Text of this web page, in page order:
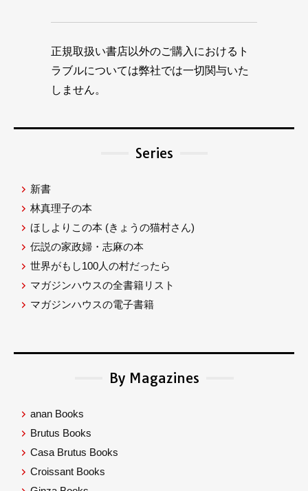
正規取扱い書店以外のご購入におけるト
ラブルについては弊社では一切関与いた
しません。
Series
新書
林真理子の本
ほしよりこの本 (きょうの猫村さん)
伝説の家政婦・志麻の本
世界がもし100人の村だったら
マガジンハウスの全書籍リスト
マガジンハウスの電子書籍
By Magazines
anan Books
Brutus Books
Casa Brutus Books
Croissant Books